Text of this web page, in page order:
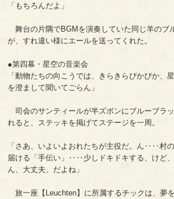
「もちろんだよ」
舞台の片隅でBGMを演奏していた同じ羊のブ
が、すれ違い様にエールを送ってくれた。
●第四幕・星空の音楽会
「動物たちの向こうでは、きらきらぴかぴか、
を澄まして聞いてごらん」
司会のサンティールが半ズボンにブルーブラ
れると、ステッキを掲げてステージを一周。
「さあ、いよいよおれたちが主役だ。ん‥‥村の
届ける「手伝い」‥‥少しドキドキする、けど
ん、大丈夫、だよね」
旅一座【Leuchten】に所属するチックは、夢